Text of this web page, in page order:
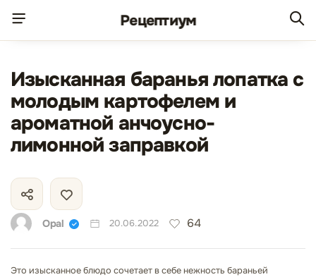
Рецептиум
Изысканная баранья лопатка с
молодым картофелем и
ароматной анчоусно-
лимонной заправкой
Opal 20.06.2022 64
Это изысканное блюдо сочетает в себе нежность бараньей